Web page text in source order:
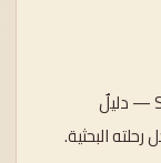
من اختيار موضوع البحث إلى النشر في Scopus — دليلٌ
البحثية.